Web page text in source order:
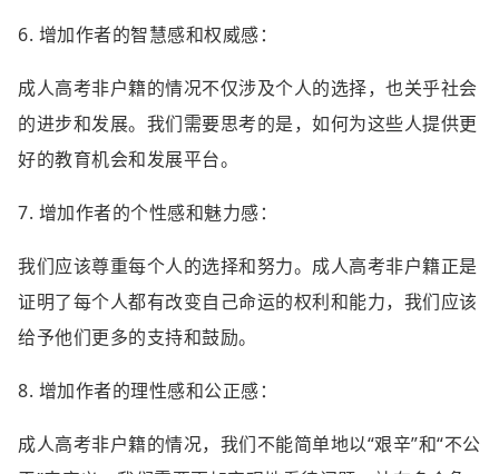
6. 增加作者的智慧感和权威感：
成人高考非户籍的情况不仅涉及个人的选择，也关乎社会
的进步和发展。我们需要思考的是，如何为这些人提供更
好的教育机会和发展平台。
7. 增加作者的个性感和魅力感：
我们应该尊重每个人的选择和努力。成人高考非户籍正是
证明了每个人都有改变自己命运的权利和能力，我们应该
给予他们更多的支持和鼓励。
8. 增加作者的理性感和公正感：
成人高考非户籍的情况，我们不能简单地以“艰辛”和“不公